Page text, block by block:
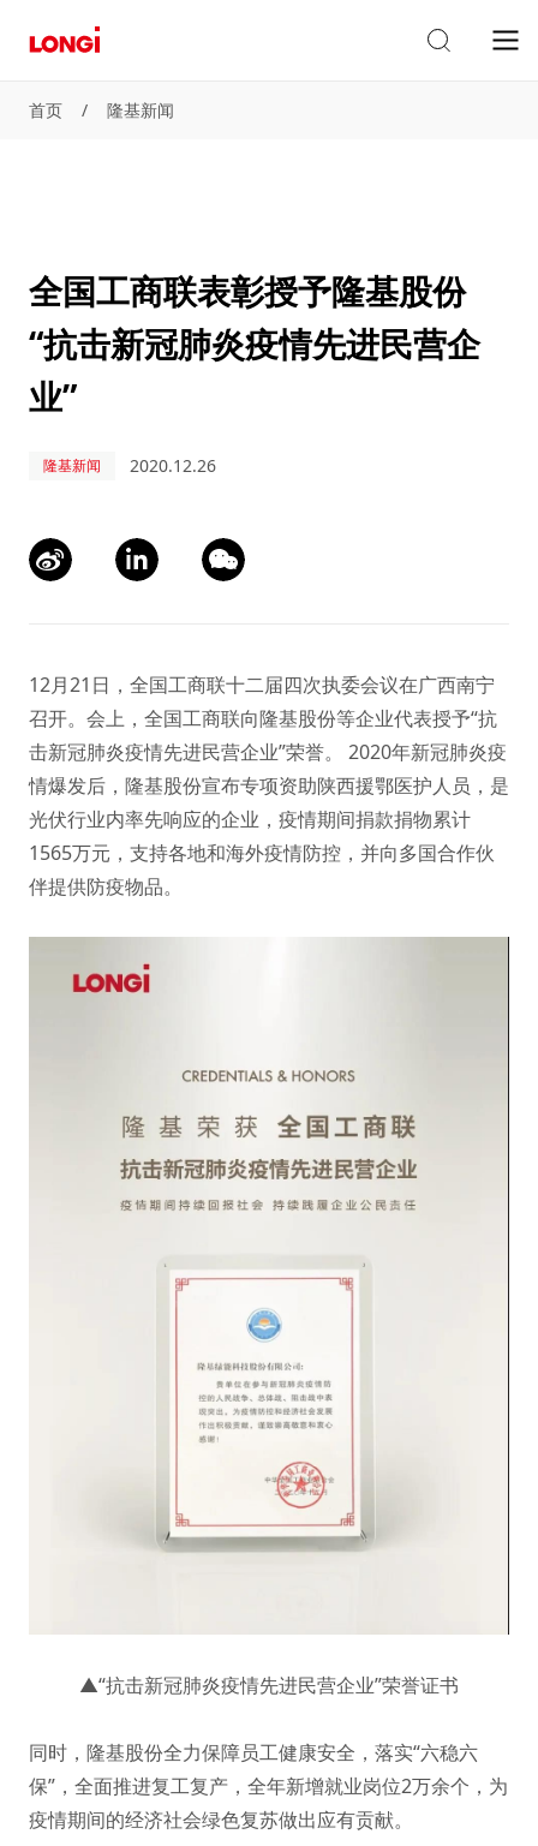
首页 / 隆基新闻
全国工商联表彰授予隆基股份
“抗击新冠肺炎疫情先进民营企
业”
隆基新闻 2020.12.26
12月21日，全国工商联十二届四次执委会议在广西南宁
召开。会上，全国工商联向隆基股份等企业代表授予“抗
击新冠肺炎疫情先进民营企业”荣誉。 2020年新冠肺炎疫
情爆发后，隆基股份宣布专项资助陕西援鄂医护人员，是
光伏行业内率先响应的企业，疫情期间捐款捐物累计
1565万元，支持各地和海外疫情防控，并向多国合作伙
伴提供防疫物品。
▲“抗击新冠肺炎疫情先进民营企业”荣誉证书
同时，隆基股份全力保障员工健康安全，落实“六稳六
保”，全面推进复工复产，全年新增就业岗位2万余个，为
疫情期间的经济社会绿色复苏做出应有贡献。